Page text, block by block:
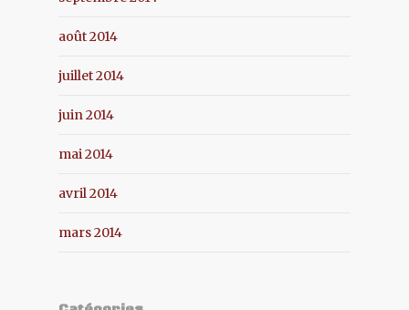
août 2014
juillet 2014
juin 2014
mai 2014
avril 2014
mars 2014